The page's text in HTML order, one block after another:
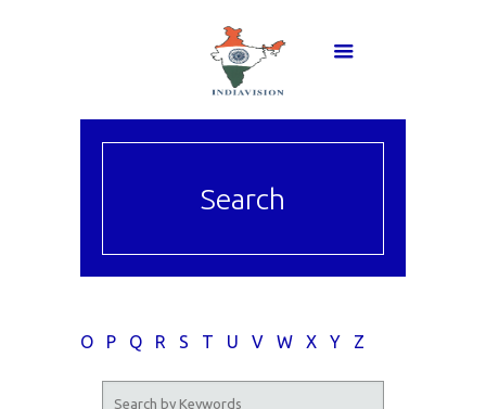
Search
O P Q R S T U V W X Y Z